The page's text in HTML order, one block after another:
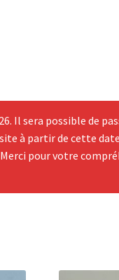
Il sera possible de
à partir de cette
pour votre